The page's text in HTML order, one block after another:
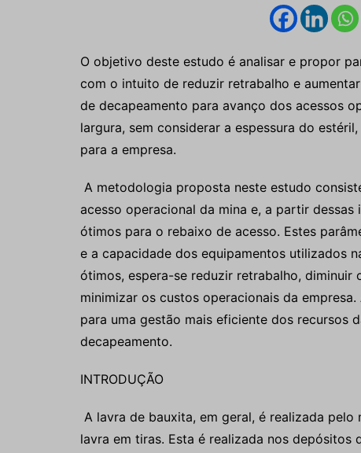
O objetivo deste estudo é analisar e propor
com o intuito de reduzir retrabalho e
de decapeamento para avanço dos acessos
largura, sem considerar a espessura do
para a empresa.
A metodologia proposta neste estudo
acesso operacional da mina e, a partir
ótimos para o rebaixo de acesso. Estes
e a capacidade dos equipamentos utilizados
ótimos, espera-se reduzir retrabalho, diminuir
minimizar os custos operacionais da
para uma gestão mais eficiente dos recursos
decapeamento.
INTRODUÇÃO
A lavra de bauxita, em geral, é realizada
lavra em tiras. Esta é realizada nos depósitos